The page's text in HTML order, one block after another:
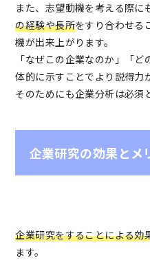
また、志望動機を考える際に
の経験や長所をすり合わせる
機が出来上がります。
「なぜこの企業なのか」「
体的に示すことでより説得力
そのためにも企業分析は必須
企業研究の効果とメ
企業研究をすることによる効
ます。